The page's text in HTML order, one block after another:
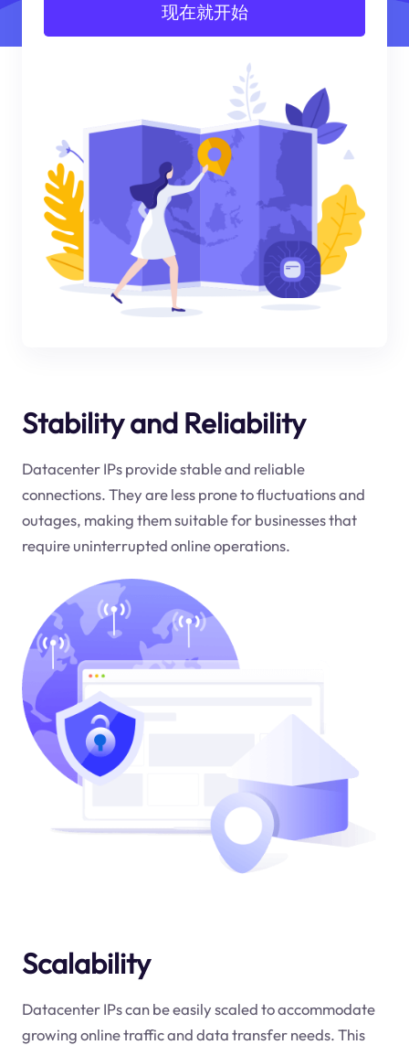
现在就开始
Stability and Reliability
Datacenter IPs provide stable and reliable
connections. They are less prone to fluctuations and
outages, making them suitable for businesses that
require uninterrupted online operations.
Scalability
Datacenter IPs can be easily scaled to accommodate
growing online traffic and data transfer needs. This